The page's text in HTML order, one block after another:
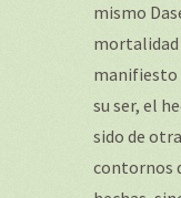
mismo
mortalidad
manifiesto
su ser, el
sido de
contornos